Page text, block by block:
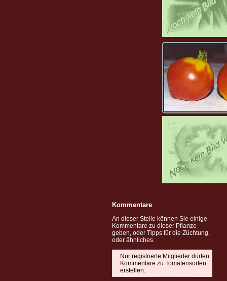
Kommentare
An dieser Stelle können Sie einige
Kommentare zu dieser Pflanze
geben, oder Tipps für die Züchtung,
oder ähnliches.
Nur registrierte Mitglieder dürfen
Kommentare zu Tomatensorten
erstellen.